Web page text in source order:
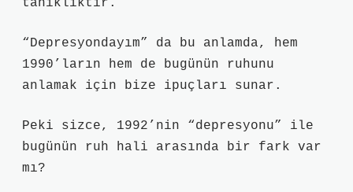
tanıklıktır.
“Depresyondayım” da bu anlamda, hem
1990’ların hem de bugünün ruhunu
anlamak için bize ipuçları sunar.
Peki sizce, 1992’nin “depresyonu” ile
bugünün ruh hali arasında bir fark var
mı?